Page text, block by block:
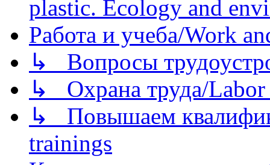
plastic. Ecology and
Работа и учеба/Work
↳ Вопросы
↳ Охрана труда/Labor
↳ Повышаем
trainings